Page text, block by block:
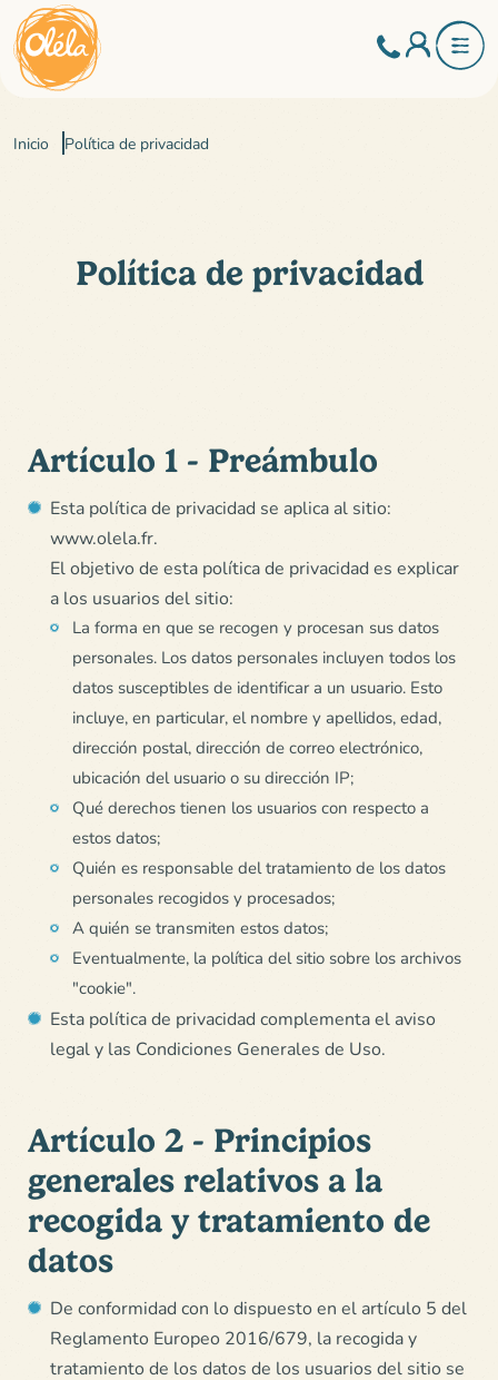
Inicio Política de privacidad
Política de privacidad
Artículo 1 - Preámbulo
Esta política de privacidad se aplica al sitio:
www.olela.fr.
El objetivo de esta política de privacidad es explicar
a los usuarios del sitio:
La forma en que se recogen y procesan sus datos
personales. Los datos personales incluyen todos los
datos susceptibles de identificar a un usuario. Esto
incluye, en particular, el nombre y apellidos, edad,
dirección postal, dirección de correo electrónico,
ubicación del usuario o su dirección IP;
Qué derechos tienen los usuarios con respecto a
estos datos;
Quién es responsable del tratamiento de los datos
personales recogidos y procesados;
A quién se transmiten estos datos;
Eventualmente, la política del sitio sobre los archivos
"cookie".
Esta política de privacidad complementa el aviso
legal y las Condiciones Generales de Uso.
Artículo 2 - Principios
generales relativos a la
recogida y tratamiento de
datos
De conformidad con lo dispuesto en el artículo 5 del
Reglamento Europeo 2016/679, la recogida y
tratamiento de los datos de los usuarios del sitio se